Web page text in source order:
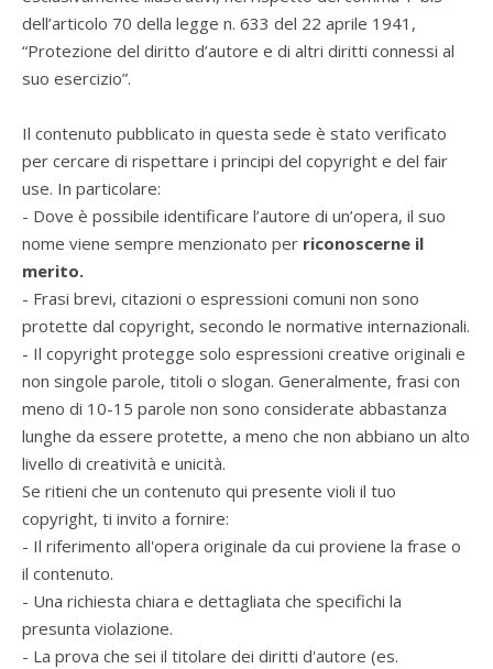
dell’articolo 70 della legge n. 633 del 22 aprile 1941,
“Protezione del diritto d’autore e di altri diritti connessi al
suo esercizio”.
Il contenuto pubblicato in questa sede è stato verificato
per cercare di rispettare i principi del copyright e del fair
use. In particolare:
- Dove è possibile identificare l’autore di un’opera, il suo
nome viene sempre menzionato per riconoscerne il
merito.
- Frasi brevi, citazioni o espressioni comuni non sono
protette dal copyright, secondo le normative internazionali.
- Il copyright protegge solo espressioni creative originali e
non singole parole, titoli o slogan. Generalmente, frasi con
meno di 10-15 parole non sono considerate abbastanza
lunghe da essere protette, a meno che non abbiano un alto
livello di creatività e unicità.
Se ritieni che un contenuto qui presente violi il tuo
copyright, ti invito a fornire:
- Il riferimento all'opera originale da cui proviene la frase o
il contenuto.
- Una richiesta chiara e dettagliata che specifichi la
presunta violazione.
- La prova che sei il titolare dei diritti d'autore (es.